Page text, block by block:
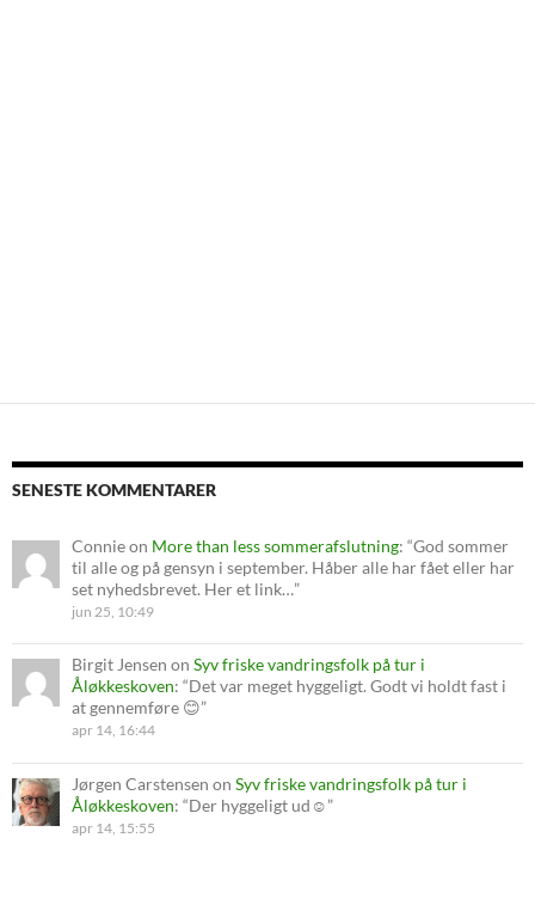
SENESTE KOMMENTARER
Connieon More than less sommerafslutning: “God sommer
til alle og på gensyn i september. Håber alle har fået eller har
set nyhedsbrevet. Her et link…”
jun 25, 10:49
Birgit Jensen on Syv friske vandringsfolk på tur i
Åløkkeskoven: “Det var meget hyggeligt. Godt vi holdt fast i
at gennemføre 😊”
apr 14, 16:44
Jørgen Carstensen on Syv friske vandringsfolk på tur i
Åløkkeskoven: “Der hyggeligt ud☺️”
apr 14, 15:55